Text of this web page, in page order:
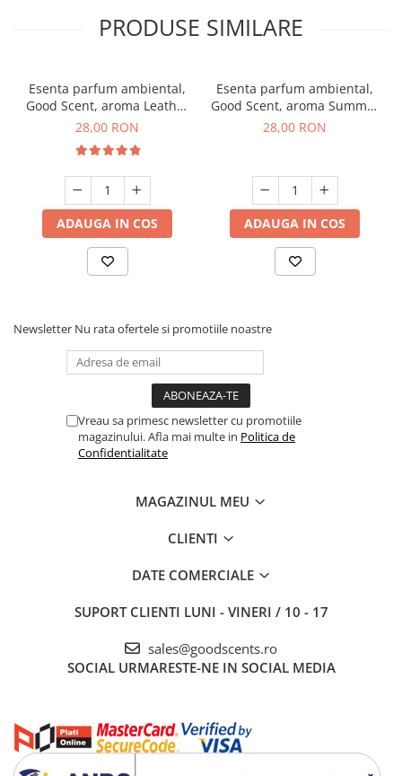
PRODUSE SIMILARE
Esenta parfum ambiental,
Good Scent, aroma Leather
& Black Oudh, 20 g
28,00 RON
ADAUGA IN COS
Esenta parfum ambiental,
Good Scent, aroma Summer
Melon, 20 g
28,00 RON
ADAUGA IN COS
Newsletter Nu rata ofertele si promotiile noastre
Vreau sa primesc newsletter cu promotiile
magazinului. Afla mai multe in Politica de
Confidentialitate
MAGAZINUL MEU
CLIENTI
DATE COMERCIALE
SUPORT CLIENTI LUNI - VINERI / 10 - 17
sales@goodscents.ro
SOCIAL URMARESTE-NE IN SOCIAL MEDIA